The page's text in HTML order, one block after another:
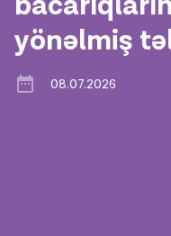
Karyera
Azercell Akademiyası
yönəlmiş
08.07.2026